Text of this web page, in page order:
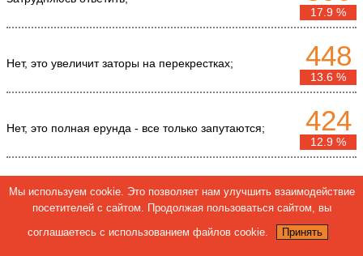
17.9 %
Нет, это увеличит заторы на перекрестках; 448
13.6 %
Нет, это полная ерунда - все только запутаются; 424
12.9 %
396
12 %
Мы используем cookie. Это позволяет нам улучшить взаимодействие
посетителей с сайтом. Продолжая пользоваться сайтом, вы
соглашаетесь с использованием файлов cookie.
Принять